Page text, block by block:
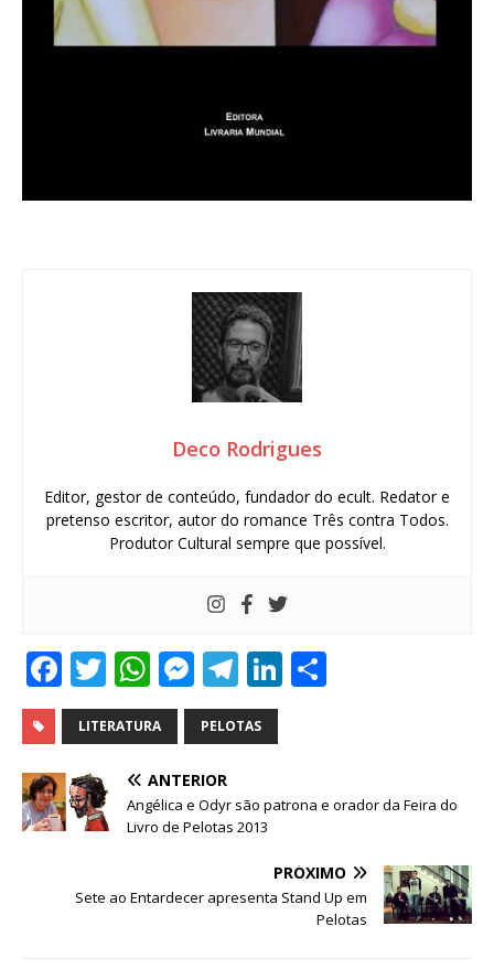
Deco Rodrigues
Editor, gestor de conteúdo, fundador do ecult. Redator e
pretenso escritor, autor do romance Três contra Todos.
Produtor Cultural sempre que possível.
F
a
c
e
b
o
o
k
T
w
it
te
r
W
h
at
s
A
p
p
M
e
ss
e
n
g
r
T
el
e
ra
m
Li
dI
LITERATURA PELOTAS
ANTERIOR
Angélica e Odyr são patrona e orador da Feira do
Livro de Pelotas 2013
PRÓXIMO
Sete ao Entardecer apresenta Stand Up em
Pelotas